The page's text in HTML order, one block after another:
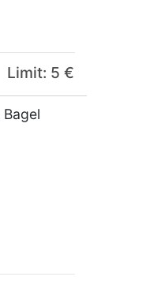
Limit: 5 €